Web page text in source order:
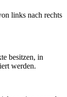
links nach rechts
besitzen, in
werden.